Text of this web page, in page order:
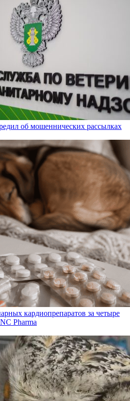
об мошеннических рассылках
кардиопрепаратов за четыре
Pharma